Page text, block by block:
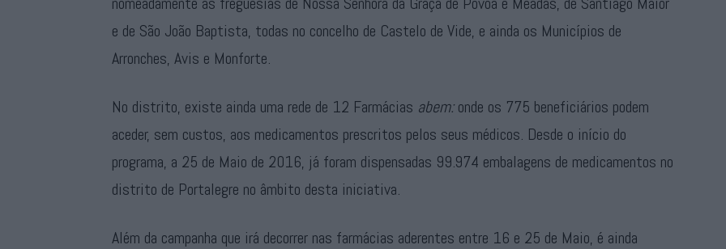
e de São João Baptista, todas no concelho de Castelo de Vide, e ainda os Municípios de
Arronches, Avis e Monforte.
No distrito, existe ainda uma rede de 12 Farmácias abem:onde os 775 beneficiários podem
aceder, sem custos, aos medicamentos prescritos pelos seus médicos. Desde o início do
programa, a 25 de Maio de 2016, já foram dispensadas 99.974 embalagens de medicamentos no
distrito de Portalegre no âmbito desta iniciativa.
Além da campanha que irá decorrer nas farmácias aderentes entre 16 e 25 de Maio, é ainda